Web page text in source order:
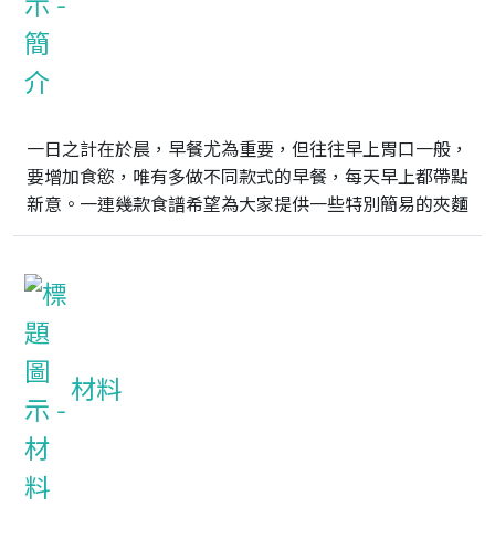
一日之計在於晨，早餐尤為重要，但往往早上胃口一般，
要增加食慾，唯有多做不同款式的早餐，每天早上都帶點
新意。一連幾款食譜希望為大家提供一些特別簡易的夾麵
材料